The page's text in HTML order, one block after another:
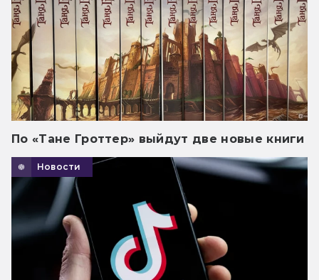
По «Тане Гроттер» выйдут две новые книги
Новости